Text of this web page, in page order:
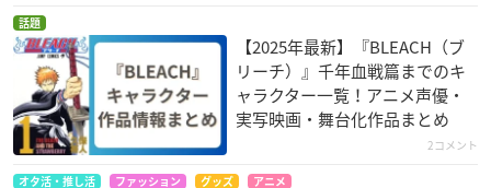
話題
【2025年最新】『BLEACH（ブ
リーチ）』千年血戦篇までのキ
ャラクター一覧！アニメ声優・
実写映画・舞台化作品まとめ
2コメント
オタ活・推し活 ファッション グッズ アニメ